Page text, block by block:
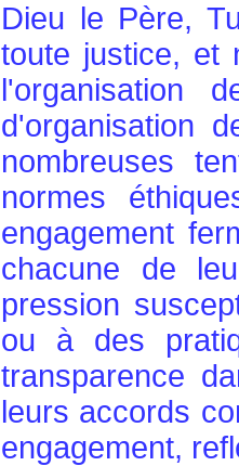
Dieu le Père,
toute justice, et
l'organisation
d'organisation
nombreuses
normes
engagement
chacune de
pression
ou à des
transparence
leurs accords
engagement,